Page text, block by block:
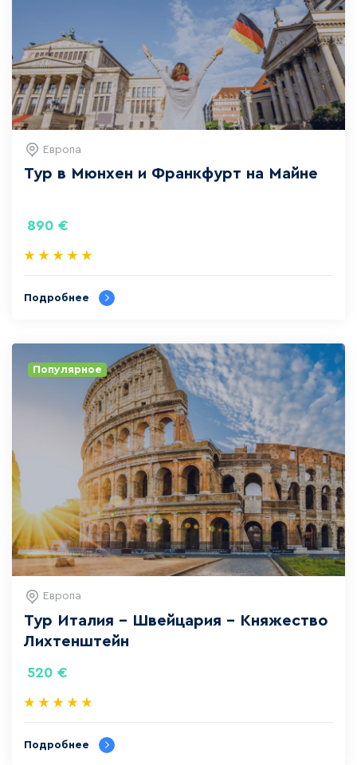
Европа
Тур в Мюнхен и Франкфурт на Майне
890 €
Подробнее
Популярное
Европа
Тур Италия – Швейцария – Княжество
Лихтенштейн
520 €
Подробнее